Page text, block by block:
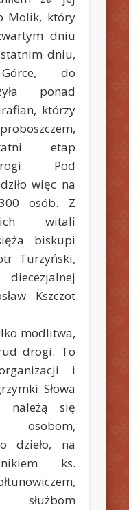
Molik, który
dniu
dniu,
do
ponad
którzy
etap
Pod
więc na
osób. Z
witali
biskupi
Turzyński,
Kszczot
modlitwa,
drogi. To
i
Słowa
należą się
dzieło, na
ks.